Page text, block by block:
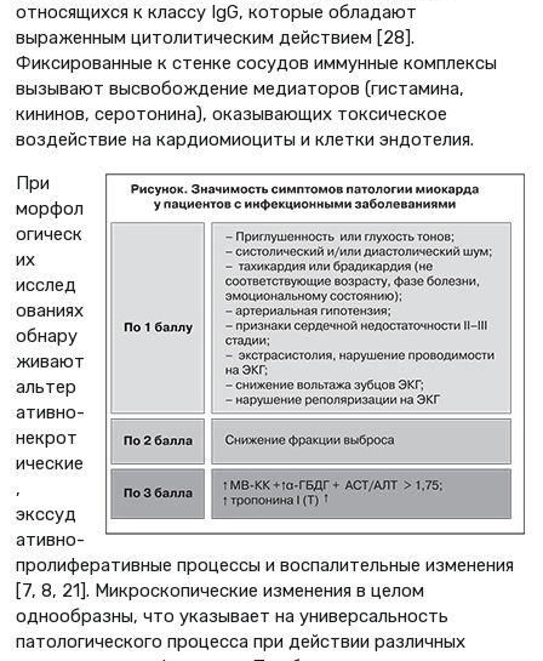
относящихся к классу IgG, которые обладают
выраженным цитолитическим действием [28].
Фиксированные к стенке сосудов иммунные комплексы
вызывают вы­свобождение медиаторов (гистамина,
кининов, серотонина), оказывающих токсическое
воздействие на кардиомиоциты и клетки эндотелия.
При
морфол
огическ
их
исслед
ованиях
обнару
живают
альтер
ативно-
некрот
ические
,
экссуд
ативно-
пролиферативные процессы и воспалительные изменения
[7, 8, 21]. Микроскопические изменения в целом
однообразны, что указывает на универсальность
патологического процесса при действии различных